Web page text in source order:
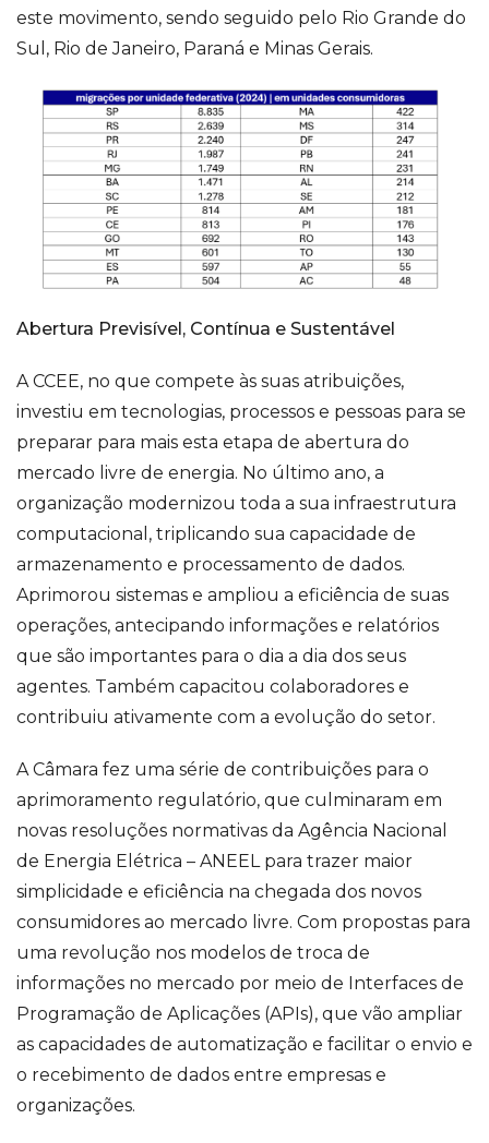
este movimento, sendo seguido pelo Rio Grande do
Sul, Rio de Janeiro, Paraná e Minas Gerais.
Abertura Previsível, Contínua e Sustentável
A CCEE, no que compete às suas atribuições,
investiu em tecnologias, processos e pessoas para se
preparar para mais esta etapa de abertura do
mercado livre de energia. No último ano, a
organização modernizou toda a sua infraestrutura
computacional, triplicando sua capacidade de
armazenamento e processamento de dados.
Aprimorou sistemas e ampliou a eficiência de suas
operações, antecipando informações e relatórios
que são importantes para o dia a dia dos seus
agentes. Também capacitou colaboradores e
contribuiu ativamente com a evolução do setor.
A Câmara fez uma série de contribuições para o
aprimoramento regulatório, que culminaram em
novas resoluções normativas da Agência Nacional
de Energia Elétrica – ANEEL para trazer maior
simplicidade e eficiência na chegada dos novos
consumidores ao mercado livre. Com propostas para
uma revolução nos modelos de troca de
informações no mercado por meio de Interfaces de
Programação de Aplicações (APIs), que vão ampliar
as capacidades de automatização e facilitar o envio e
o recebimento de dados entre empresas e
organizações.